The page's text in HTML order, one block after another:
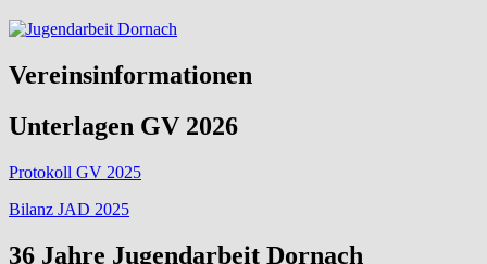
Vereinsinformationen
Unterlagen GV 2026
Protokoll GV 2025
Bilanz JAD 2025
36 Jahre Jugendarbeit Dornach